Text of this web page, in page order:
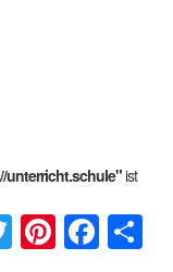
unterricht.schule"ist
Twitter